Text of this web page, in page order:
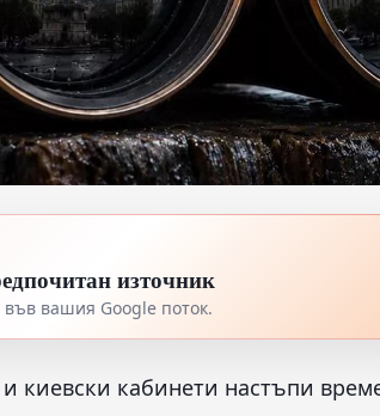
източник
вашия Google поток.
киевски кабинети настъпи